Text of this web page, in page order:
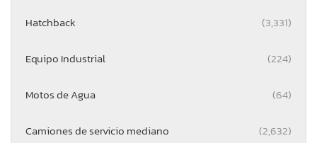
Hatchback (3,331)
Equipo Industrial (224)
Motos de Agua (64)
Camiones de servicio mediano (2,632)